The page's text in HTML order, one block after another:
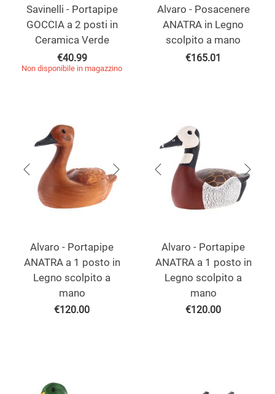
Savinelli - Portapipe
GOCCIA a 2 posti in
Ceramica Verde
€40.99
Non disponibile in magazzino
Alvaro - Posacenere
ANATRA in Legno
scolpito a mano
€165.01
Alvaro - Portapipe
ANATRA a 1 posto in
Legno scolpito a
mano
€120.00
Alvaro - Portapipe
ANATRA a 1 posto in
Legno scolpito a
mano
€120.00